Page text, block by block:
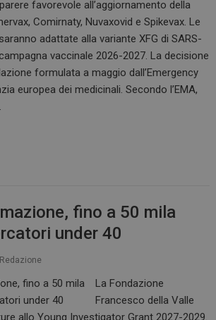
favorevole all’aggiornamento della
Comirnaty, Nuvaxovid e Spikevax. Le
adattate alla variante XFG di SARS-
vaccinale 2026-2027. La decisione
formulata a maggio dall’Emergency
europea dei medicinali. Secondo l’EMA,
fino a 50 mila
under 40
Redazione
La Fondazione
Francesco della Valle
allo Young Investigator Grant 2027-2029.
Microsoft Corporation
.www.dailyhealthindustry.it
Sessione